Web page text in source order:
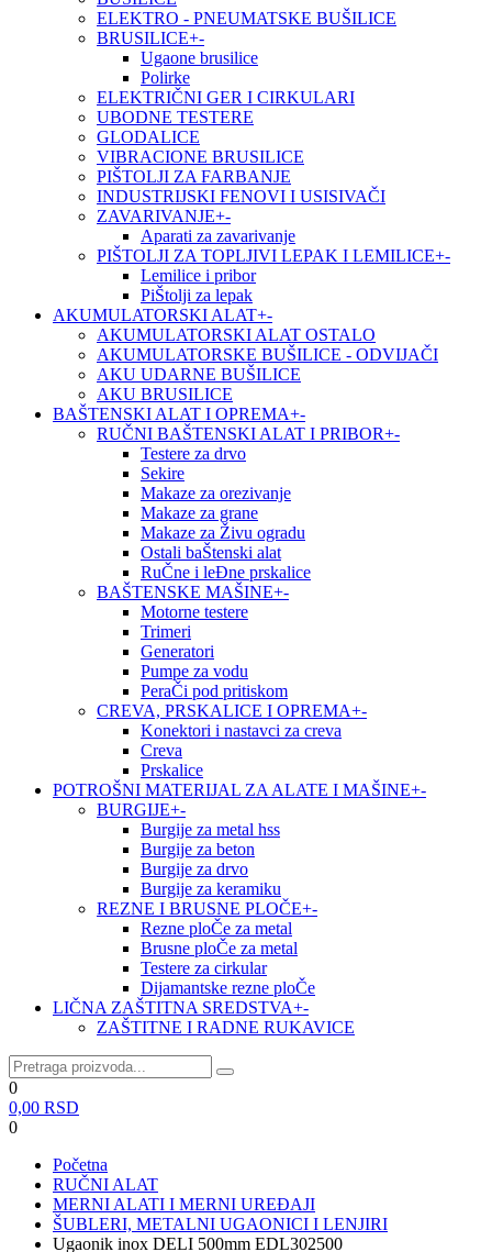
ELEKTRO - PNEUMATSKE BUŠILICE
BRUSILICE+-
Ugaone brusilice
Polirke
ELEKTRIČNI GER I CIRKULARI
UBODNE TESTERE
GLODALICE
VIBRACIONE BRUSILICE
PIŠTOLJI ZA FARBANJE
INDUSTRIJSKI FENOVI I USISIVAČI
ZAVARIVANJE+-
Aparati za zavarivanje
PIŠTOLJI ZA TOPLJIVI LEPAK I LEMILICE+-
Lemilice i pribor
PiŠtolji za lepak
AKUMULATORSKI ALAT+-
AKUMULATORSKI ALAT OSTALO
AKUMULATORSKE BUŠILICE - ODVIJAČI
AKU UDARNE BUŠILICE
AKU BRUSILICE
BAŠTENSKI ALAT I OPREMA+-
RUČNI BAŠTENSKI ALAT I PRIBOR+-
Testere za drvo
Sekire
Makaze za orezivanje
Makaze za grane
Makaze za Živu ogradu
Ostali baŠtenski alat
RuČne i leĐne prskalice
BAŠTENSKE MAŠINE+-
Motorne testere
Trimeri
Generatori
Pumpe za vodu
PeraČi pod pritiskom
CREVA, PRSKALICE I OPREMA+-
Konektori i nastavci za creva
Creva
Prskalice
POTROŠNI MATERIJAL ZA ALATE I MAŠINE+-
BURGIJE+-
Burgije za metal hss
Burgije za beton
Burgije za drvo
Burgije za keramiku
REZNE I BRUSNE PLOČE+-
Rezne ploČe za metal
Brusne ploČe za metal
Testere za cirkular
Dijamantske rezne ploČe
LIČNA ZAŠTITNA SREDSTVA+-
ZAŠTITNE I RADNE RUKAVICE
0
0,00 RSD
0
Početna
RUČNI ALAT
MERNI ALATI I MERNI UREĐAJI
ŠUBLERI, METALNI UGAONICI I LENJIRI
Ugaonik inox DELI 500mm EDL302500